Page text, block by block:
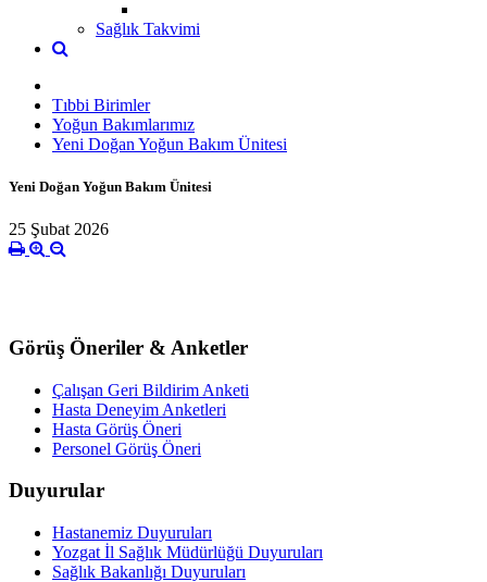
Sağlık Takvimi
Tıbbi Birimler
Yoğun Bakımlarımız
Yeni Doğan Yoğun Bakım Ünitesi
Yeni Doğan Yoğun Bakım Ünitesi
25 Şubat 2026
Görüş Öneriler & Anketler
Çalışan Geri Bildirim Anketi
Hasta Deneyim Anketleri
Hasta Görüş Öneri
Personel Görüş Öneri
Duyurular
Hastanemiz Duyuruları
Yozgat İl Sağlık Müdürlüğü Duyuruları
Sağlık Bakanlığı Duyuruları